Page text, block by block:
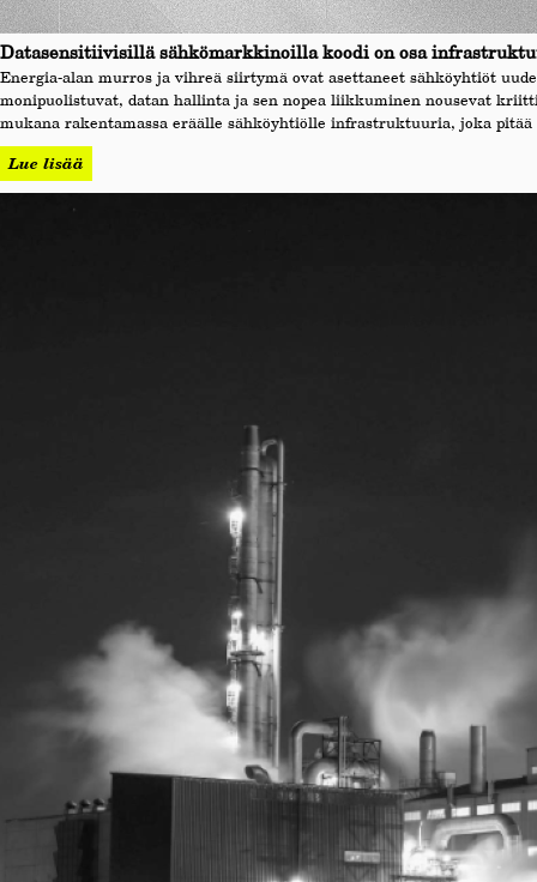
Datasensitiivisillä sähkömarkkinoilla koodi on osa
Energia-alan murros ja vihreä siirtymä ovat asettaneet sähköyhtiöt
monipuolistuvat, datan hallinta ja sen nopea liikkuminen nousevat
mukana rakentamassa eräälle sähköyhtiölle infrastruktuuria, joka
Lue lisää